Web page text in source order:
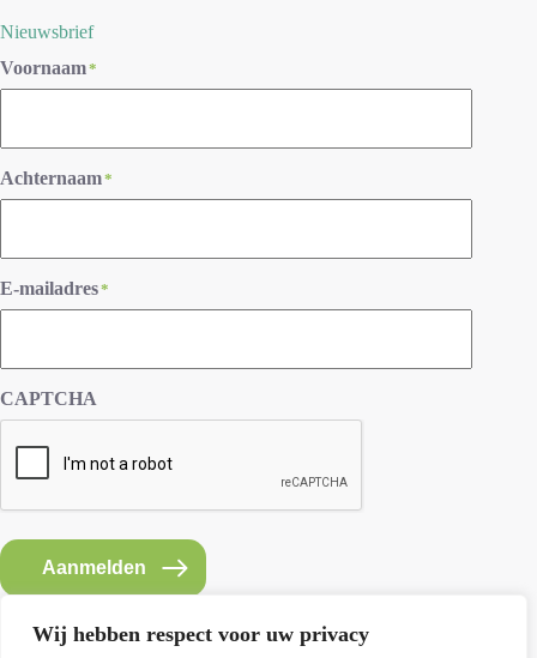
Wij hebben respect voor uw privacy
Nieuwsbrief
Voornaam*
Achternaam*
E-mailadres*
CAPTCHA
Aanmelden